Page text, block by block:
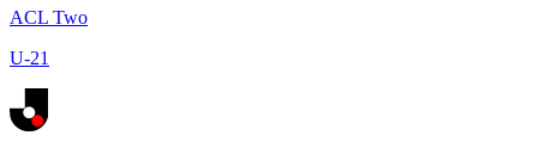
ACL Two
U-21